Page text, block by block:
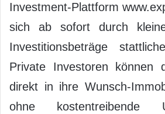
Investment-Plattform
sich ab sofort durch
Investitionsbeträge
Private Investoren können
direkt in ihre Wunsch-
ohne kostentreibende